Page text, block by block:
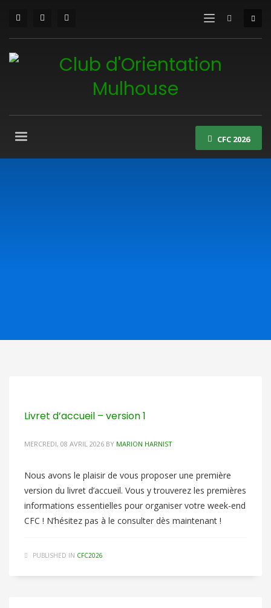
CFC 2026
Livret d’accueil – version 1
MERCREDI, 08 AVRIL 2026 BY MARION HARNIST
Nous avons le plaisir de vous proposer une première
version du livret d’accueil. Vous y trouverez les premières
informations essentielles pour organiser votre week-end
CFC ! N’hésitez pas à le consulter dès maintenant !
PUBLISHED IN CFC2026